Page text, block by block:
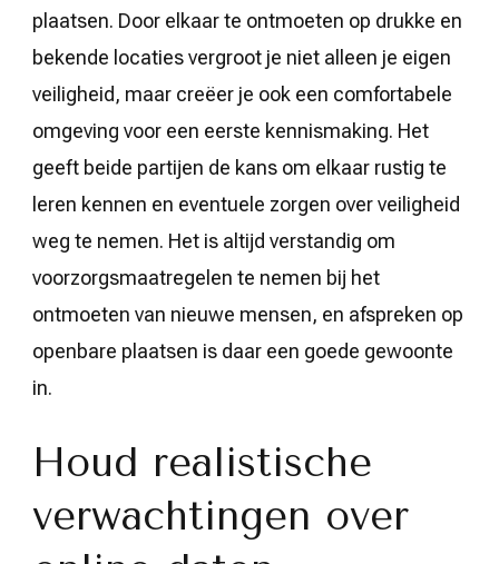
plaatsen. Door elkaar te ontmoeten op drukke en
bekende locaties vergroot je niet alleen je eigen
veiligheid, maar creëer je ook een comfortabele
omgeving voor een eerste kennismaking. Het
geeft beide partijen de kans om elkaar rustig te
leren kennen en eventuele zorgen over veiligheid
weg te nemen. Het is altijd verstandig om
voorzorgsmaatregelen te nemen bij het
ontmoeten van nieuwe mensen, en afspreken op
openbare plaatsen is daar een goede gewoonte
in.
Houd realistische
verwachtingen over